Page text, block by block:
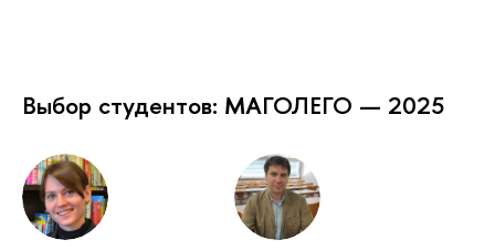
Выбор студентов: МАГОЛЕГО — 2025